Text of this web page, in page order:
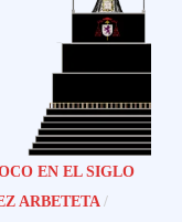
EN EL SIGLO
ARBETETA/